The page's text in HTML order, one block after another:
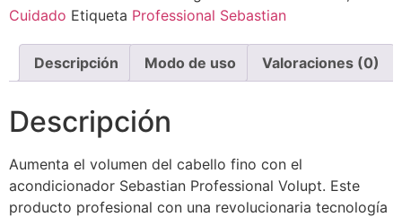
Cuidado Etiqueta Professional Sebastian
Descripción Modo de uso Valoraciones (0)
Descripción
Aumenta el volumen del cabello fino con el
acondicionador Sebastian Professional Volupt. Este
producto profesional con una revolucionaria tecnología